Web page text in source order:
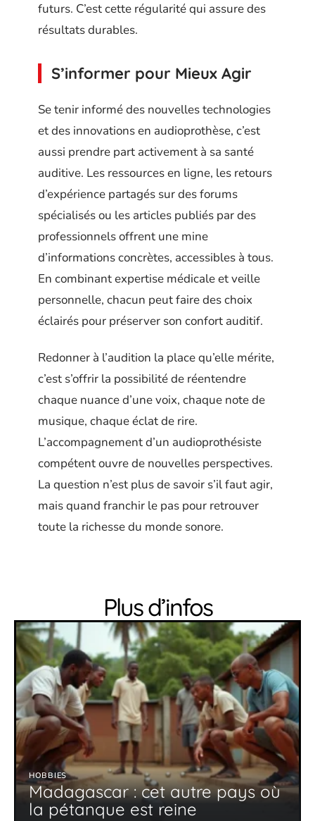
futurs. C’est cette régularité qui assure des
résultats durables.
S’informer pour Mieux Agir
Se tenir informé des nouvelles technologies
et des innovations en audioprothèse, c’est
aussi prendre part activement à sa santé
auditive. Les ressources en ligne, les retours
d’expérience partagés sur des forums
spécialisés ou les articles publiés par des
professionnels offrent une mine
d’informations concrètes, accessibles à tous.
En combinant expertise médicale et veille
personnelle, chacun peut faire des choix
éclairés pour préserver son confort auditif.
Redonner à l’audition la place qu’elle mérite,
c’est s’offrir la possibilité de réentendre
chaque nuance d’une voix, chaque note de
musique, chaque éclat de rire.
L’accompagnement d’un audioprothésiste
compétent ouvre de nouvelles perspectives.
La question n’est plus de savoir s’il faut agir,
mais quand franchir le pas pour retrouver
toute la richesse du monde sonore.
Plus d’infos
HOBBIES
Madagascar : cet autre pays où
la pétanque est reine